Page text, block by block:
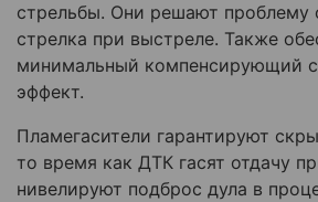
стрельбы. Они решают проблему
стрелка при выстреле. Также
минимальный компенсирующий
эффект.
Пламегасители гарантируют
то время как ДТК гасят отдачу
нивелируют подброс дула в